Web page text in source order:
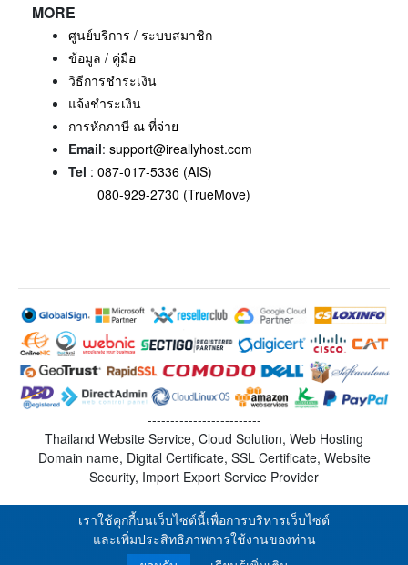
MORE
ศูนย์บริการ / ระบบสมาชิก
ข้อมูล / คู่มือ
วิธีการชำระเงิน
แจ้งชำระเงิน
การหักภาษี ณ ที่จ่าย
Email: support@ireallyhost.com
Tel : 087-017-5336 (AIS)
080-929-2730 (TrueMove)
-------------------------
Thailand Website Service, Cloud Solution, Web Hosting
Domain name, Digital Certificate, SSL Certificate, Website
Security, Import Export Service Provider
เราใช้คุกกี้บนเว็บไซต์นี้เพื่อการบริหารเว็บไซต์
และเพิ่มประสิทธิภาพการใช้งานของท่าน